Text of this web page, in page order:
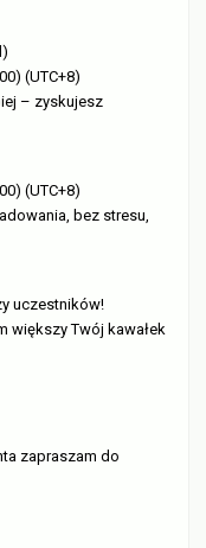
(UTC+8)
– zyskujesz
(UTC+8)
bez stresu,
uczestników!
większy Twój kawałek
zapraszam do